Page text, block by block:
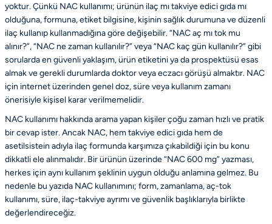
yoktur. Çünkü NAC kullanımı; ürünün ilaç mı takviye edici gıda mı
olduğuna, formuna, etiket bilgisine, kişinin sağlık durumuna ve düzenli
ilaç kullanıp kullanmadığına göre değişebilir. “NAC aç mı tok mu
alınır?”, “NAC ne zaman kullanılır?” veya “NAC kaç gün kullanılır?” gibi
sorularda en güvenli yaklaşım, ürün etiketini ya da prospektüsü esas
almak ve gerekli durumlarda doktor veya eczacı görüşü almaktır. NAC
için internet üzerinden genel doz, süre veya kullanım zamanı
önerisiyle kişisel karar verilmemelidir.
NAC kullanımı hakkında arama yapan kişiler çoğu zaman hızlı ve pratik
bir cevap ister. Ancak NAC, hem takviye edici gıda hem de
asetilsistein adıyla ilaç formunda karşımıza çıkabildiği için bu konu
dikkatli ele alınmalıdır. Bir ürünün üzerinde “NAC 600 mg” yazması,
herkes için aynı kullanım şeklinin uygun olduğu anlamına gelmez. Bu
nedenle bu yazıda NAC kullanımını; form, zamanlama, aç-tok
kullanımı, süre, ilaç-takviye ayrımı ve güvenlik başlıklarıyla birlikte
değerlendireceğiz.